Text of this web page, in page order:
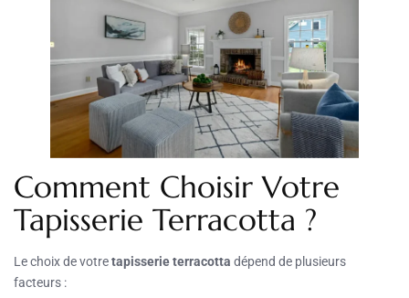
Comment Choisir Votre
Tapisserie Terracotta ?
Le choix de votretapisserie terracotta dépend de plusieurs
facteurs :